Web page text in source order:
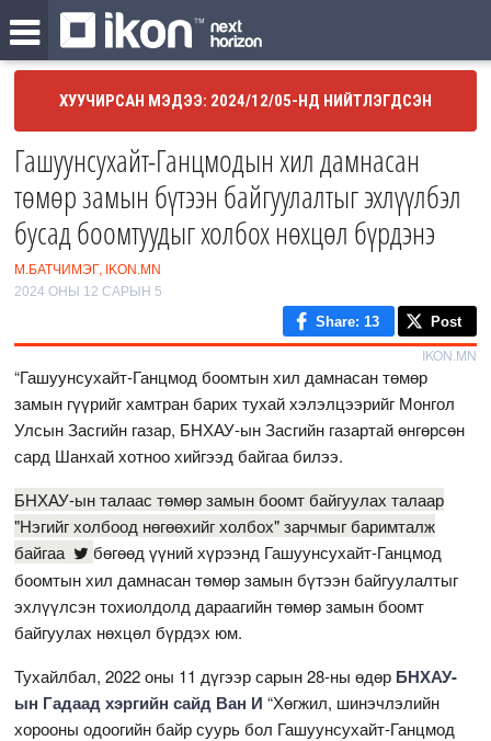
ХУУЧИРСАН МЭДЭЭ: 2024/12/05-НД НИЙТЛЭГДСЭН
Гашуунсухайт-Ганцмодын хил дамнасан
төмөр замын бүтээн байгуулалтыг эхлүүлбэл
бусад боомтуудыг холбох нөхцөл бүрдэнэ
М.БАТЧИМЭГ, IKON.MN
2024 ОНЫ 12 САРЫН 5
Share: 13 Post
IKON.MN
“Гашуунсухайт-Ганцмод боомтын хил дамнасан төмөр
замын гүүрийг хамтран барих тухай хэлэлцээрийг Монгол
Улсын Засгийн газар, БНХАУ-ын Засгийн газартай өнгөрсөн
сард Шанхай хотноо хийгээд байгаа билээ.
БНХАУ-ын талаас төмөр замын боомт байгуулах талаар
"Нэгийг холбоод нөгөөхийг холбох" зарчмыг баримталж
байгаа
бөгөөд үүний хүрээнд Гашуунсухайт-Ганцмод
боомтын хил дамнасан төмөр замын бүтээн байгуулалтыг
эхлүүлсэн тохиолдолд дараагийн төмөр замын боомт
байгуулах нөхцөл бүрдэх юм.
Тухайлбал, 2022 оны 11 дүгээр сарын 28-ны өдөр БНХАУ-
ын Гадаад хэргийн сайд Ван И“Хөгжил, шинэчлэлийн
хорооны одоогийн байр суурь бол Гашуунсухайт-Ганцмод